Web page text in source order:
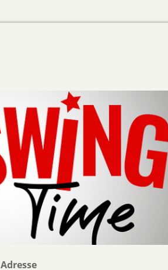
Adresse